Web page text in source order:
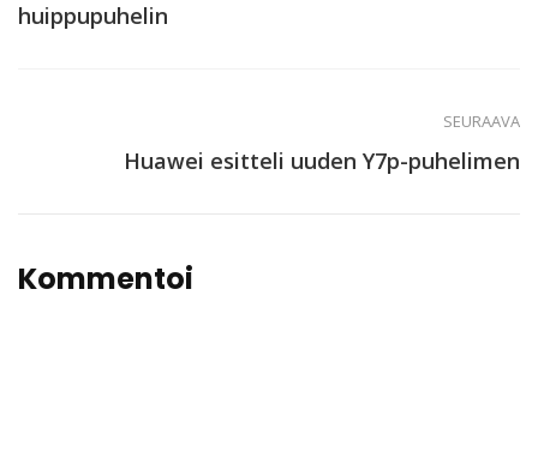
huippupuhelin
SEURAAVA
Huawei esitteli uuden Y7p-puhelimen
Kommentoi